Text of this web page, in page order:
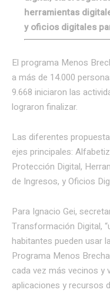
herramientas
y oficios digitales
El programa Menos
a más de 14.000
9.668 iniciaron las
lograron finalizar.
Las diferentes
ejes principales:
Protección Digital,
de Ingresos, y Oficios
Para Ignacio Gei,
Transformación Digital,
habitantes pueden usar
Programa Menos
cada vez más vecinos y
aplicaciones y recursos